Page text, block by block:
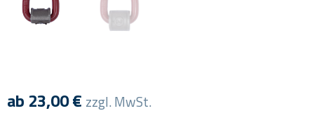
ab 23,00€ zzgl. MwSt.